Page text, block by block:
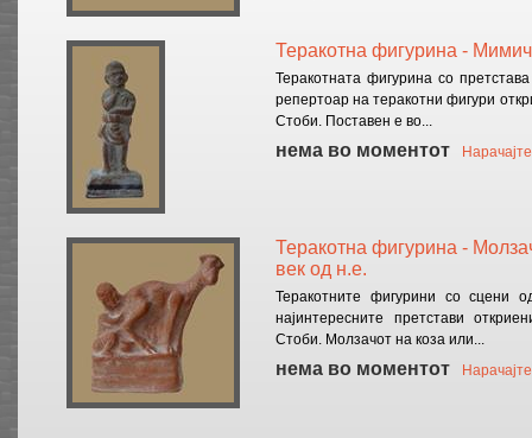
Теракотна фигурина -
Теракотната фигурина со
репертоар на теракотни фигури
Стоби. Поставен е во...
нема во моментот Нарачајте
Теракотна фигурина -
век од н.е.
Теракотните фигурини со сцени
најинтересните претстави
Стоби. Молзачот на коза или...
нема во моментот Нарачајте